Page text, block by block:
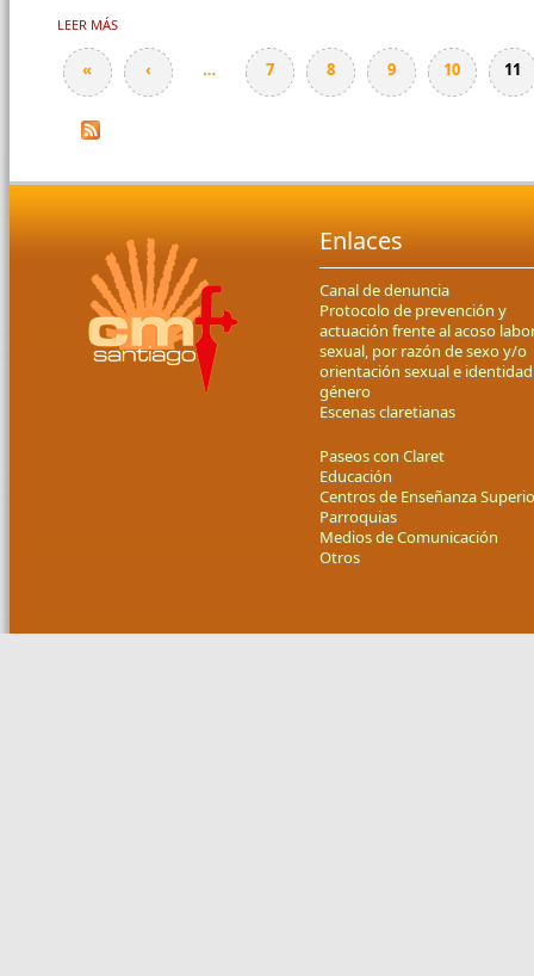
LEER MÁS
Páginas
« ‹ … 7 8 9 10 11
Enlaces
Canal de denuncia
Protocolo de prevención y
actuación frente al acoso
sexual, por razón de sexo y/o
orientación sexual e
género
Escenas claretianas
Paseos con Claret
Educación
Centros de Enseñanza
Parroquias
Medios de Comunicación
Otros